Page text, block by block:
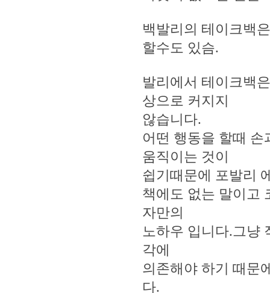
백발리의 테이크백
할수도 있슴.
발리에서 테이크백
상으로 커지지
않습니다.
어떤 행동을 할때
움직이는 것이
쉽기때문에 포발리
책에도 없는 말이고
자만의
노하우 입니다.그냥
각에
의존해야 하기 때문
다.